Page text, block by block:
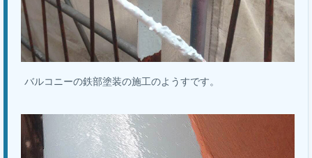
バルコニーの鉄部塗装の施工のようすです。